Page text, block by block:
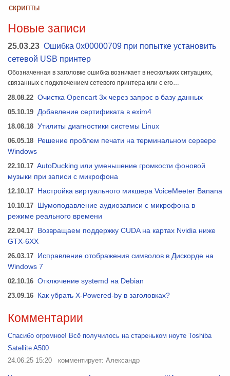
скрипты
Новые записи
25.03.23 Ошибка 0x00000709 при попытке установить
сетевой USB принтер
Обозначенная в заголовке ошибка возникает в нескольких ситуациях,
связанных с подключением сетевого принтера или с его…
28.08.22 Очистка Opencart 3x через запрос в базу данных
05.10.19 Добавление сертификата в exim4
18.08.18 Утилиты диагностики системы Linux
06.05.18
Решение проблем печати на терминальном сервере
Windows
22.10.17 AutoDucking или уменьшение громкости фоновой
музыки при записи с микрофона
12.10.17
Настройка виртуального микшера VoiceMeeter Banana
10.10.17
Шумоподавление аудиозаписи с микрофона в
режиме реального времени
22.04.17
Возвращаем поддержку CUDA на картах Nvidia ниже
GTX-6XX
26.03.17
Исправление отображения символов в Дискорде на
Windows 7
02.10.16 Отключение systemd на Debian
23.09.16
Как убрать X-Powered-by в заголовках?
Комментарии
Спасибо огромное! Всё получилось на стареньком ноуте Toshiba
Satellite A500
24.06.25 15:20 комментирует: Александр